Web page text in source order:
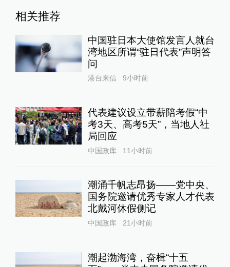
相关推荐
中国驻日本大使馆发言人就台
湾地区所谓“驻日代表”声明答
问
港台来信 9小时前
代表建议设立带薪陪考假“中
考3天、高考5天”，当地人社
局回应
中国政库 11小时前
潮涌千帆志昂扬——党中央、
国务院邀请优秀专家人才代表
北戴河休假侧记
中国政库 21小时前
潮起渤海湾，奋楫“十五